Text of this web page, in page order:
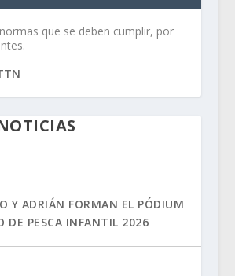
que se deben cumplir, por
Y ADRIÁN FORMAN EL PÓDIUM
DE PESCA INFANTIL 2026